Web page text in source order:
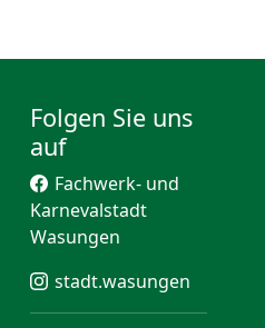
Folgen Sie uns
auf
Fachwerk- und
Karnevalstadt
Wasungen
stadt.wasungen